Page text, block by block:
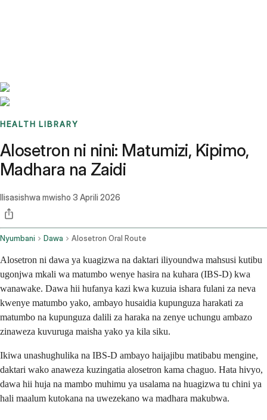
HEALTH LIBRARY
Alosetron ni nini: Matumizi, Kipimo,
Madhara na Zaidi
Ilisasishwa mwisho 3 Aprili 2026
Nyumbani Dawa Alosetron Oral Route
Alosetron ni dawa ya kuagizwa na daktari iliyoundwa mahsusi kutibu
ugonjwa mkali wa matumbo wenye hasira na kuhara (IBS-D) kwa
wanawake. Dawa hii hufanya kazi kwa kuzuia ishara fulani za neva
kwenye matumbo yako, ambayo husaidia kupunguza harakati za
matumbo na kupunguza dalili za haraka na zenye uchungu ambazo
zinaweza kuvuruga maisha yako ya kila siku.
Ikiwa unashughulika na IBS-D ambayo haijajibu matibabu mengine,
daktari wako anaweza kuzingatia alosetron kama chaguo. Hata hivyo,
dawa hii huja na mambo muhimu ya usalama na huagizwa tu chini ya
hali maalum kutokana na uwezekano wa madhara makubwa.